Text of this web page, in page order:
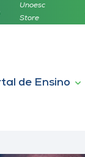
Unoesc
Store
de Ensino